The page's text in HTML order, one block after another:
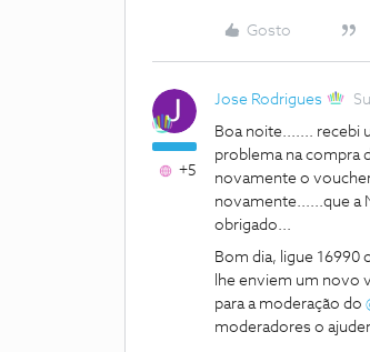
Gosto
+5
Jose Rodrigues
Boa noite....... recebi
problema na compra
novamente o
novamente......que a
obrigado...
Bom dia, ligue 16990
lhe enviem um novo
para a moderação do
moderadores o